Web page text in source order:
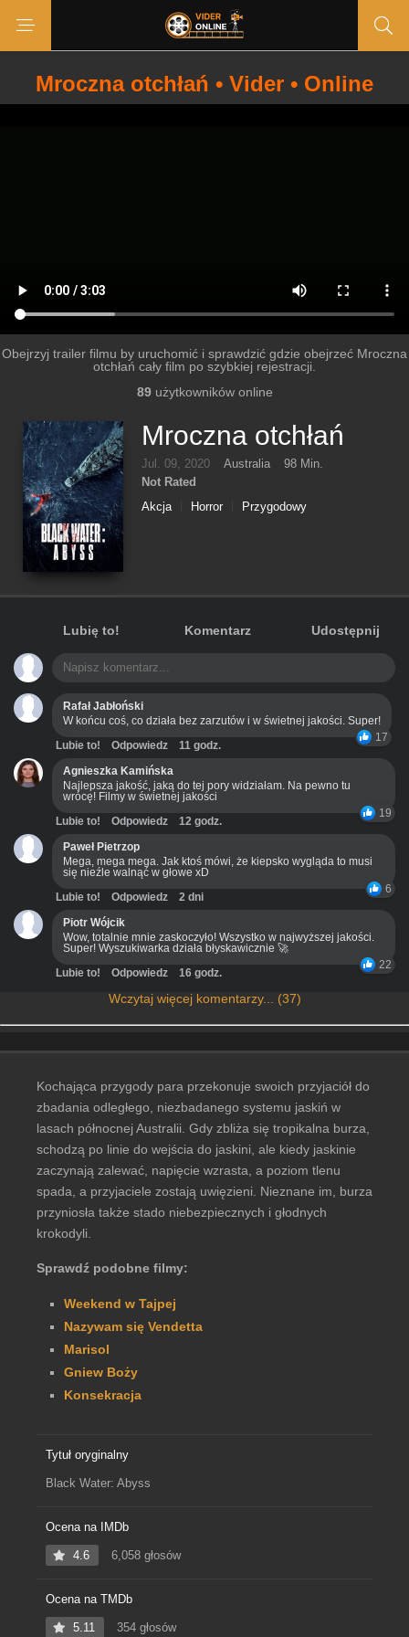
Mroczna otchłań • Vider • Online
Obejrzyj trailer filmu by uruchomić i sprawdzić gdzie obejrzeć Mroczna
otchłań cały film po szybkiej rejestracji.
89użytkowników online
Mroczna otchłań
Jul. 09, 2020 Australia
98 Min.
Not Rated
Akcja
Horror Przygodowy
Lubię to! Komentarz Udostępnij
Rafał Jabłoński
W końcu coś, co działa bez zarzutów i w świetnej jakości. Super!
17
Lubie to! Odpowiedz
11 godz.
Agnieszka Kamińska
Najlepsza jakość, jaką do tej pory widziałam. Na pewno tu
wrócę! Filmy w świetnej jakości
19
Lubie to! Odpowiedz
12 godz.
Paweł Pietrzop
Mega, mega mega. Jak ktoś mówi, że kiepsko wygląda to musi
się nieźle walnąć w głowe xD
6
Lubie to! Odpowiedz
2 dni
Piotr Wójcik
Wow, totalnie mnie zaskoczyło! Wszystko w najwyższej jakości.
Super! Wyszukiwarka działa błyskawicznie 🚀
22
Lubie to! Odpowiedz 16 godz.
Wczytaj więcej komentarzy... (37)
Kochająca przygody para przekonuje swoich przyjaciół do
zbadania odległego, niezbadanego systemu jaskiń w
lasach północnej Australii. Gdy zbliża się tropikalna burza,
schodzą po linie do wejścia do jaskini, ale kiedy jaskinie
zaczynają zalewać, napięcie wzrasta, a poziom tlenu
spada, a przyjaciele zostają uwięzieni. Nieznane im, burza
przyniosła także stado niebezpiecznych i głodnych
krokodyli.
Sprawdź podobne filmy:
Weekend w Tajpej
Nazywam się Vendetta
Marisol
Gniew Boży
Konsekracja
Tytuł oryginalny
Black Water: Abyss
Ocena na IMDb
4.6 6,058 głosów
Ocena na TMDb
5.11 354 głosów